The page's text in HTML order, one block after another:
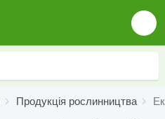
Продукція рослинництва